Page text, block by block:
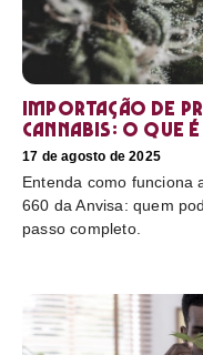
Importação de
cannabis: o que é
17 de agosto de 2025
Entenda como funciona
660 da Anvisa: quem
passo completo.